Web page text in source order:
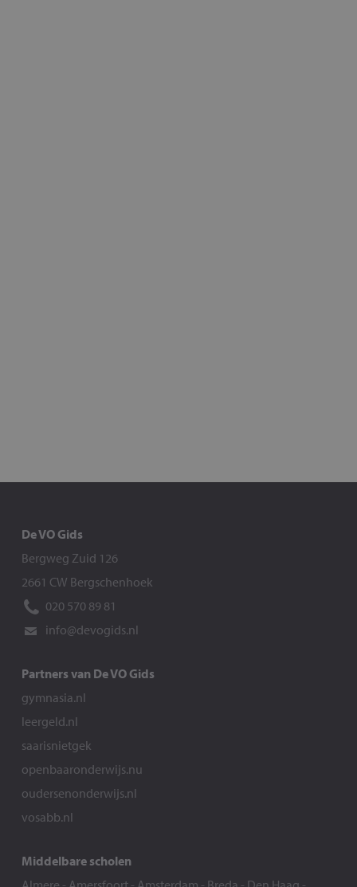
De VO Gids
Bergweg Zuid 126
2661 CW Bergschenhoek
020 570 89 81
info@devogids.nl
Partners van De VO Gids
gymnasia.nl
leergeld.nl
saarisnietgek
openbaaronderwijs.nu
oudersenonderwijs.nl
vosabb.nl
Middelbare scholen